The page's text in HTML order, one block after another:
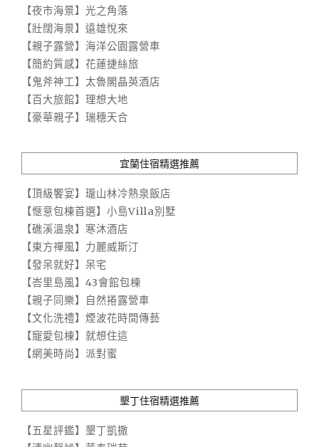
【夜市海景】光之角落
【壯闊海景】遠雄悅來
【親子露營】海洋公園露營車
【簡約質感】花蓮捷絲旅
【鬼斧神工】太魯閣晶英酒店
【百大旅館】理想大地
【豪華親子】瑞穗天合
宜蘭住宿精選推薦
【頂級饗宴】瓏山林冷熱泉飯店
【愜意包棟首選】小島Villa別墅
【礁溪溫泉】寒沐酒店
【東方禪風】力麗威斯汀
【發呆就好】呆宅
【峇里島風】43會館包棟
【親子同樂】自然捲露營車
【文化洗禮】煙波花時間傳藝
【寵愛包棟】就想住這
【網美時尚】派對蜜
墾丁住宿精選推薦
【五星評鑑】墾丁凱撒